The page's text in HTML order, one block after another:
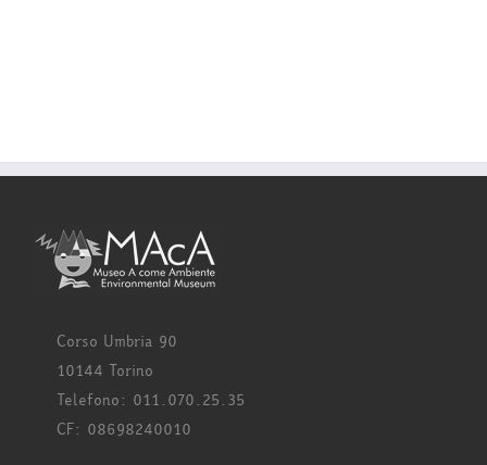
Corso Umbria 90
10144 Torino
Telefono: 011.070.25.35
CF: 08698240010